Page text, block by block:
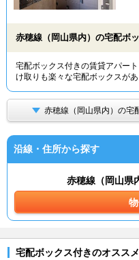
赤穂線（岡山県内）の宅配ボ
宅配ボックス付きの賃貸アパー
け取りも楽々な宅配ボックスが
赤穂線（岡山県内）の宅
沿線・住所から探す
赤穂線（岡山県
宅配ボックス付きのオスス